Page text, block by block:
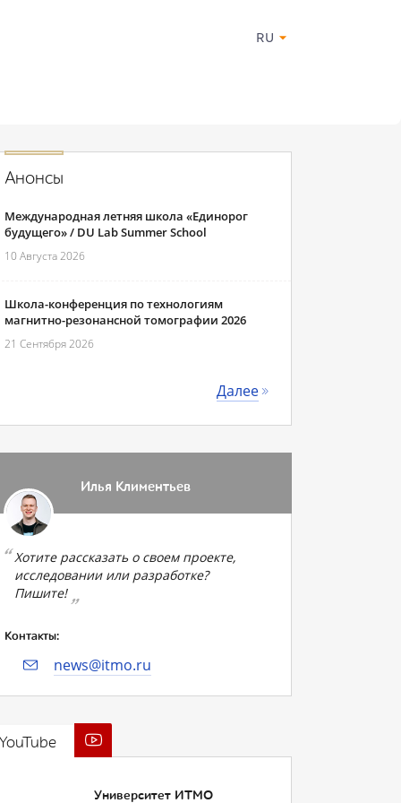
RU
Анонсы
Международная летняя школа «Единорог
будущего» / DU Lab Summer School
10 Августа 2026
Школа-конференция по технологиям
магнитно-резонансной томографии 2026
21 Сентября 2026
Далее
Илья Климентьев
Хотите рассказать о своем проекте,
исследовании или разработке?
Пишите!
Контакты:
news@itmo.ru
Университет ИТМО